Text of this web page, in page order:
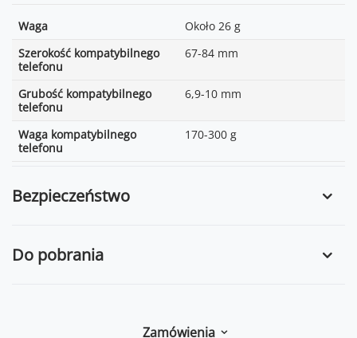
Waga
Około 26 g
Szerokość kompatybilnego
telefonu
67-84 mm
Grubość kompatybilnego
telefonu
6,9-10 mm
Waga kompatybilnego
telefonu
170-300 g
Bezpieczeństwo
Do pobrania
Zamówienia